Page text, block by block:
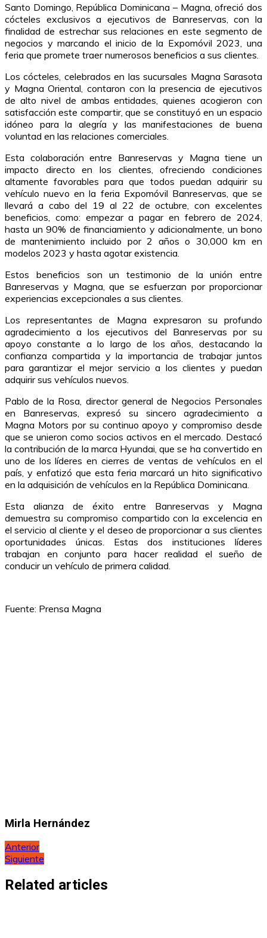
Santo Domingo, República Dominicana – Magna, ofreció dos
cócteles exclusivos a ejecutivos de Banreservas, con la
finalidad de estrechar sus relaciones en este segmento de
negocios y marcando el inicio de la Expomóvil 2023, una
feria que promete traer numerosos beneficios a sus clientes.
Los cócteles, celebrados en las sucursales Magna Sarasota
y Magna Oriental, contaron con la presencia de ejecutivos
de alto nivel de ambas entidades, quienes acogieron con
satisfacción este compartir, que se constituyó en un espacio
idóneo para la alegría y las manifestaciones de buena
voluntad en las relaciones comerciales.
Esta colaboración entre Banreservas y Magna tiene un
impacto directo en los clientes, ofreciendo condiciones
altamente favorables para que todos puedan adquirir su
vehículo nuevo en la feria Expomóvil Banreservas, que se
llevará a cabo del 19 al 22 de octubre, con excelentes
beneficios, como: empezar a pagar en febrero de 2024,
hasta un 90% de financiamiento y adicionalmente, un bono
de mantenimiento incluido por 2 años o 30,000 km en
modelos 2023 y hasta agotar existencia.
Estos beneficios son un testimonio de la unión entre
Banreservas y Magna, que se esfuerzan por proporcionar
experiencias excepcionales a sus clientes.
Los representantes de Magna expresaron su profundo
agradecimiento a los ejecutivos del Banreservas por su
apoyo constante a lo largo de los años, destacando la
confianza compartida y la importancia de trabajar juntos
para garantizar el mejor servicio a los clientes y puedan
adquirir sus vehículos nuevos.
Pablo de la Rosa, director general de Negocios Personales
en Banreservas, expresó su sincero agradecimiento a
Magna Motors por su continuo apoyo y compromiso desde
que se unieron como socios activos en el mercado. Destacó
la contribución de la marca Hyundai, que se ha convertido en
uno de los líderes en cierres de ventas de vehículos en el
país, y enfatizó que esta feria marcará un hito significativo
en la adquisición de vehículos en la República Dominicana.
Esta alianza de éxito entre Banreservas y Magna
demuestra su compromiso compartido con la excelencia en
el servicio al cliente y el deseo de proporcionar a sus clientes
oportunidades únicas. Estas dos instituciones líderes
trabajan en conjunto para hacer realidad el sueño de
conducir un vehículo de primera calidad.
Fuente: Prensa Magna
Mirla Hernández
Navegación
de
entradas
Anterior
Siguiente
Related articles